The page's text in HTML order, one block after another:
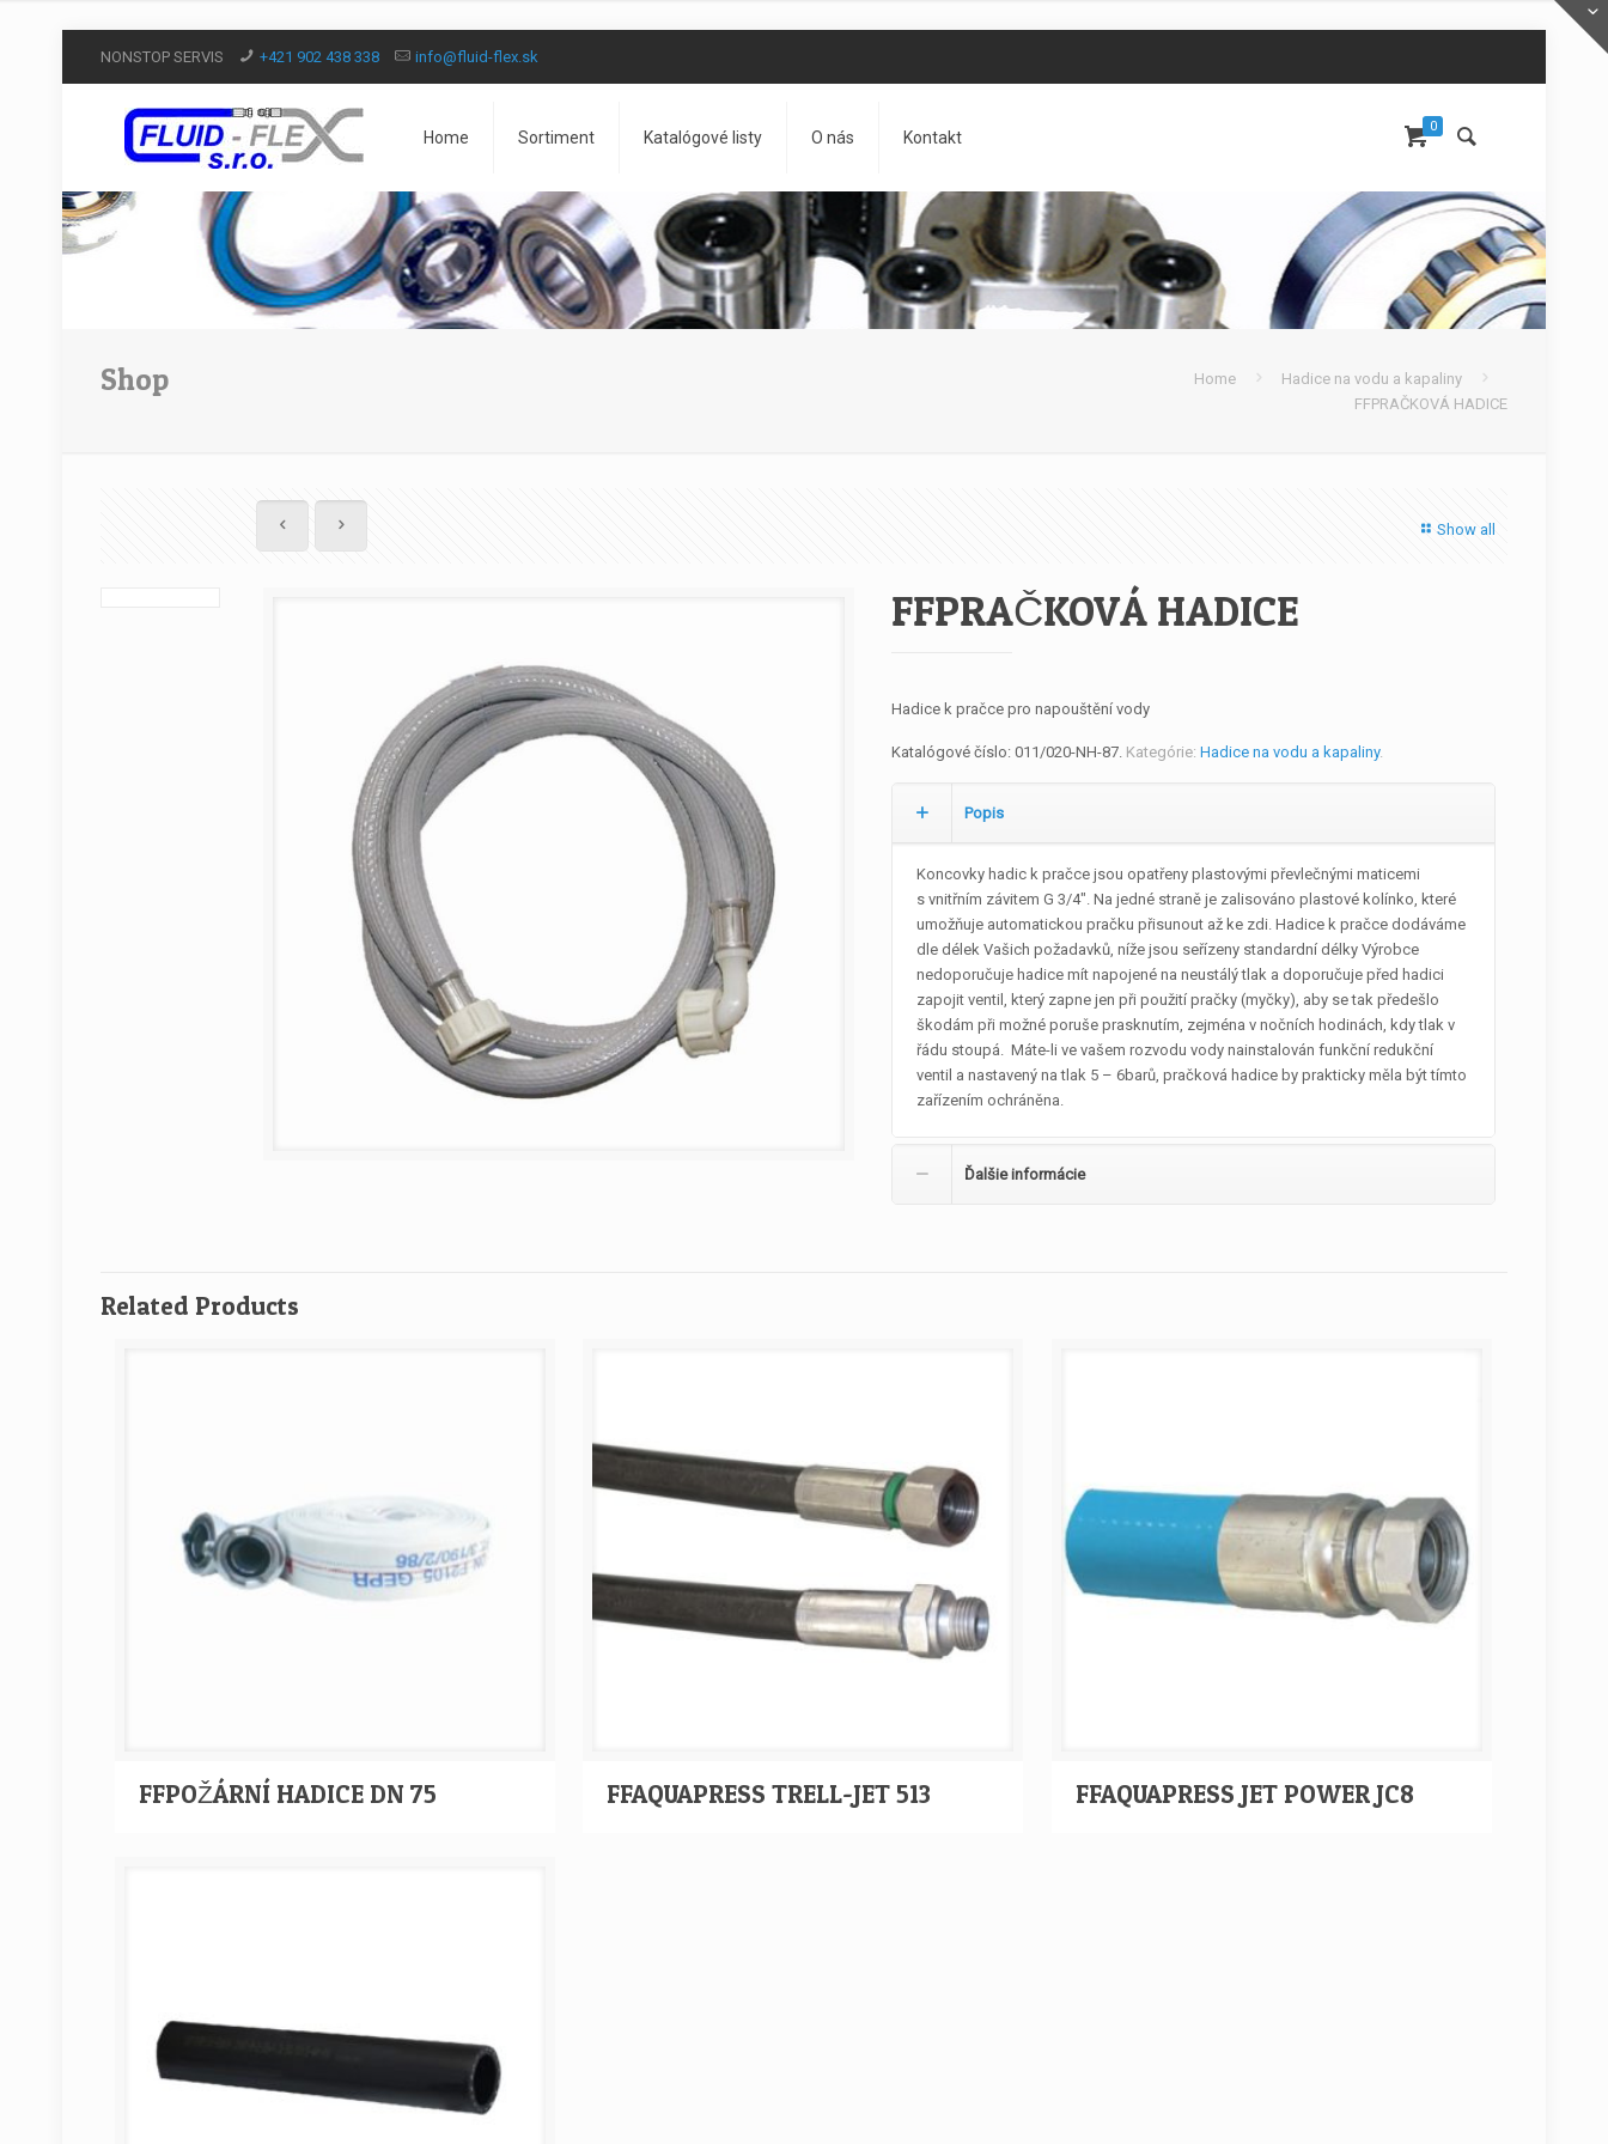
NONSTOP SERVIS +421 902 438 338 info@fluid-flex.sk
Home Sortiment Katalógové listy O nás Kontakt
0
Shop Home
Hadice na vodu a kapaliny
FFPRAČKOVÁ HADICE
Show all
FFPRAČKOVÁ HADICE
Hadice k pračce pro napouštění vody
Katalógové číslo:011/020-NH-87. Kategórie:Hadice na vodu a kapaliny.
Popis
Koncovky hadic k pračce jsou opatřeny plastovými převlečnými maticemi
s vnitřním závitem G 3/4″. Na jedné straně je zalisováno plastové kolínko, které
umožňuje automatickou pračku přisunout až ke zdi. Hadice k pračce dodáváme
dle délek Vašich požadavků, níže jsou seřízeny standardní délky Výrobce
nedoporučuje hadice mít napojené na neustálý tlak a doporučuje před hadici
zapojit ventil, který zapne jen při použití pračky (myčky), aby se tak předešlo
škodám při možné poruše prasknutím, zejména v nočních hodinách, kdy tlak v
řádu stoupá. Máte-li ve vašem rozvodu vody nainstalován funkční redukční
ventil a nastavený na tlak 5 – 6barů, pračková hadice by prakticky měla být tímto
zařízením ochráněna.
Ďalšie informácie
Related Products
FFPOŽÁRNÍ HADICE DN 75 FFAQUAPRESS TRELL-JET 513 FFAQUAPRESS JET POWER JC8